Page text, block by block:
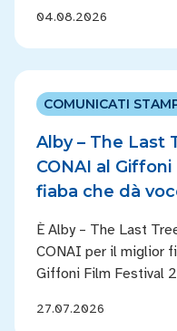
04.08.2026
COMUNICATI
Alby – The Last
CONAI al
fiaba che dà
È Alby – The Last
CONAI per il miglior
Giffoni Film Festival
27.07.2026